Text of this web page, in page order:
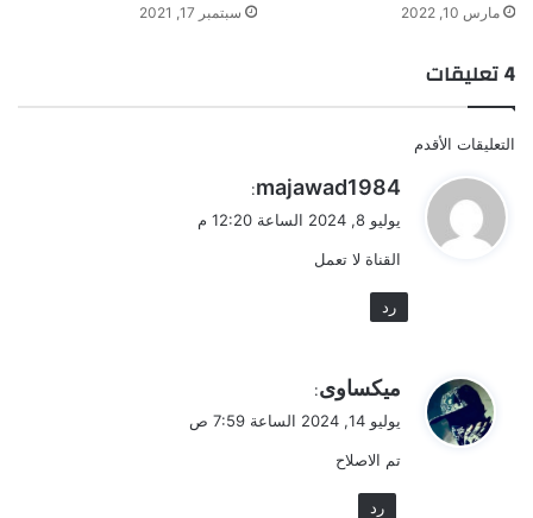
مارس 10, 2022 سبتمبر 17, 2021
‫4 تعليقات
تصفّح
التعليقات
التعليقات الأقدم
ي
ل
majawad1984
:
يوليو 8, 2024 الساعة 12:20 م
القناة لا تعمل
رد
ل
ميكساوى:
يوليو 14, 2024 الساعة 7:59 ص
تم الاصلاح
رد